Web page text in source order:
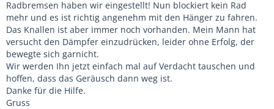
Radbremsen haben wir eingestellt! Nun blockiert kein Rad
mehr und es ist richtig angenehm mit den Hänger zu fahren.
Das Knallen ist aber immer noch vorhanden. Mein Mann hat
versucht den Dämpfer einzudrücken, leider ohne Erfolg, der
bewegte sich garnicht.
Wir werden Ihn jetzt einfach mal auf Verdacht tauschen und
hoffen, dass das Geräusch dann weg ist.
Danke für die Hilfe.
Gruss